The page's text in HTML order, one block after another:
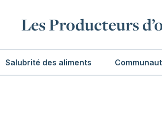
Les Producteurs
Salubrité des aliments